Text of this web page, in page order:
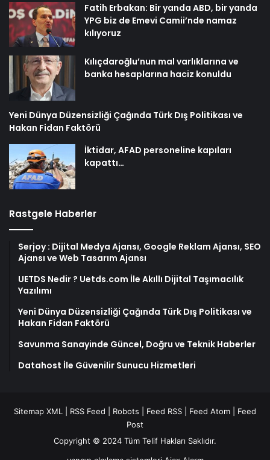
Fatih Erbakan: Bir yanda ABD, bir yanda
YPG biz de Emevi Camii’nde namaz
kılıyoruz
Kılıçdaroğlu’nun mal varlıklarına ve
banka hesaplarına haciz konuldu
Yeni Dünya Düzensizliği Çağında Türk Dış Politikası ve
Hakan Fidan Faktörü
İktidar, AFAD personeline kapıları
kapattı…
Rastgele Haberler
Serjoy : Dijital Medya Ajansı, Google Reklam Ajansı, SEO
Ajansı ve Web Tasarım Ajansı
UETDS Nedir ? Uetds.com İle Akıllı Dijital Taşımacılık
Yazılımı
Yeni Dünya Düzensizliği Çağında Türk Dış Politikası ve
Hakan Fidan Faktörü
Savunma Sanayinde Güncel, Doğru ve Teknik Haberler
Datahost İle Güvenilir Sunucu Hizmetleri
Sitemap XML RSS Feed Robots Feed RSS Feed Atom
Feed
Post
Copyright © 2024 Tüm Telif Hakları Saklıdır.